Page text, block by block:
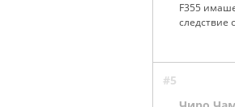
F355
следствие
#5